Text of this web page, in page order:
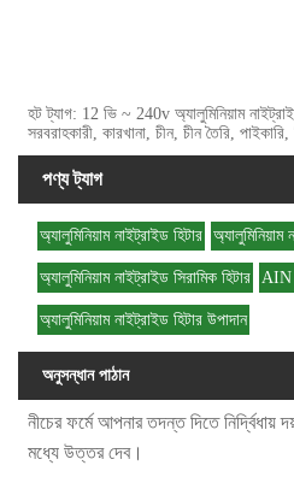
হট ট্যাগ: 12 ভি ~ 240v অ্যালুমিনিয়াম
সরবরাহকারী, কারখানা, চীন, চীন তৈরি,
পণ্য ট্যাগ
অ্যালুমিনিয়াম নাইট্রাইড হিটার অ্যালুমিনিয়াম
অ্যালুমিনিয়াম নাইট্রাইড সিরামিক হিটার AIN
অ্যালুমিনিয়াম নাইট্রাইড হিটার উপাদান
অনুসন্ধান পাঠান
নীচের ফর্মে আপনার তদন্ত দিতে নির্দ্বিধায়
মধ্যে উত্তর দেব।